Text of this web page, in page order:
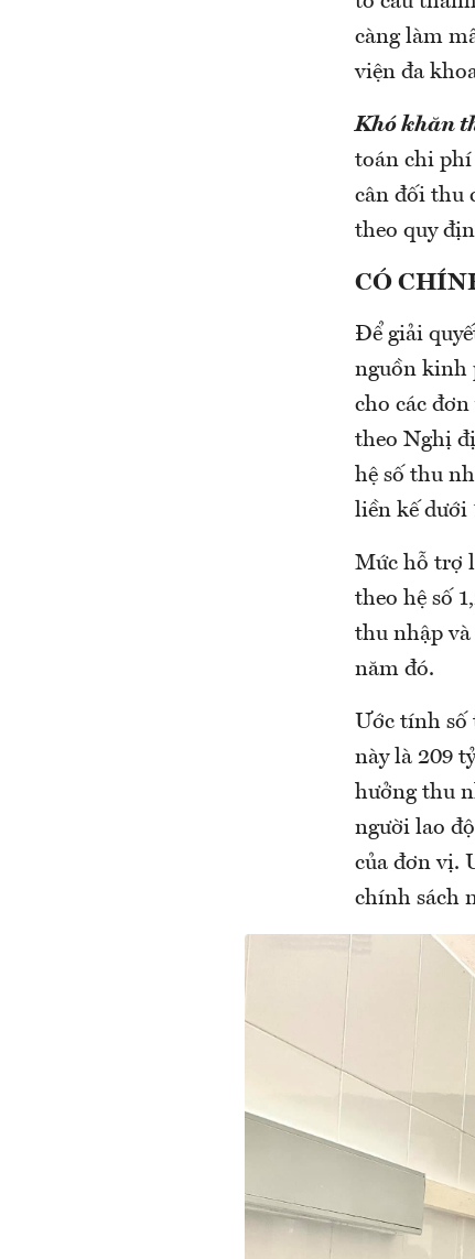
càng làm
viện đa
Khó khăn
toán chi
cân đối thu
theo quy
CÓ
Để giải
nguồn kinh
cho các
theo Nghị
hệ số thu
liền kế dưới
Mức hỗ trợ
theo hệ số
thu nhập
năm đó.
Ước tính số
này là 209
hưởng thu
người lao
của đơn vị.
chính sách